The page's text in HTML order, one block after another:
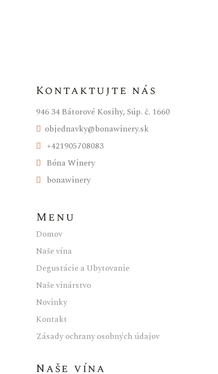
Kontaktujte nás
946 34 Bátorové Kosihy, Súp. č. 1660
objednavky@bonawinery.sk
+421905708083
Bóna Winery
bonawinery
Menu
Domov
Naše vína
Degustácie a Ubytovanie
Naše vinárstvo
Novinky
Kontakt
Zásady ochrany osobných údajov
Naše vína